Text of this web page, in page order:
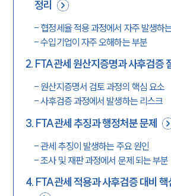
정리
- 협정세율 적용 과정에서 자주 발생하
-수입기업이 자주 오해하는 부분
2. FTA관세 원산지증명과 사후검증
- 원산지증명서 검토 과정의 핵심 요소
-사후검증 과정에서 발생하는 리스크
3. FTA관세 추징과 행정처분 문제
-관세 추징이 발생하는 주요 원인
-조사 및 재판 과정에서 문제 되는 부분
4. FTA관세 적용과 사후검증 대비